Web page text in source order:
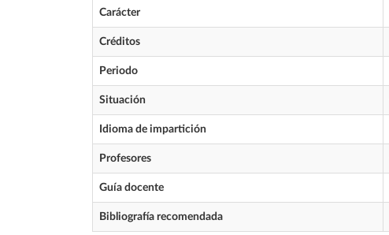
Carácter
Créditos
Periodo
Situación
Idioma de impartición
Profesores
Guía docente
Bibliografía recomendada